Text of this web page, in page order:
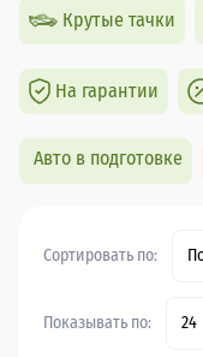
Крутые тачки
На гарантии
Авто в подготовке
Сортировать по:
Показывать по: 24